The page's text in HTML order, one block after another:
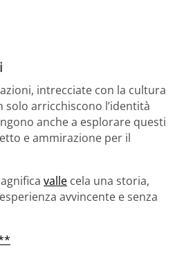
intrecciate con la cultura
solo arricchiscono l’identità
anche a esplorare questi
e ammirazione per il
valle cela una storia,
avvincente e senza